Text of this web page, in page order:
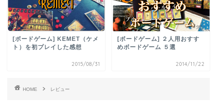
[ボードゲーム] KEMET（ケメ
ト）を初プレイした感想
2015/08/31
[ボードゲーム] ２人用おすす
めボードゲーム ５選
2014/11/22
HOME レビュー